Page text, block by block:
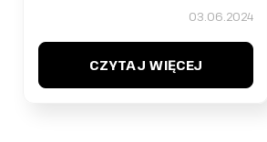
03.06.2024
CZYTAJ WIĘCEJ